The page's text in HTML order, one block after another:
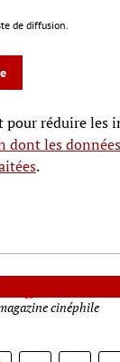
de diffusion.
réduire les
dont les
.
cinéphile